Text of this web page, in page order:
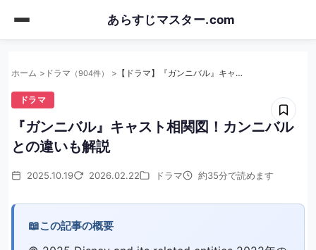
content
あらすじマスター.com
ホーム ドラマ （904件） 【ドラマ】『ガンニバル』キャスト相関図！カンニバルとの違いも解説
ドラマ
『ガンニバル』キャスト相関図！カンニバル
との違いも解説
2025.10.19 2026.02.22 ドラマ 約35分で読めます
📖この記事の概要